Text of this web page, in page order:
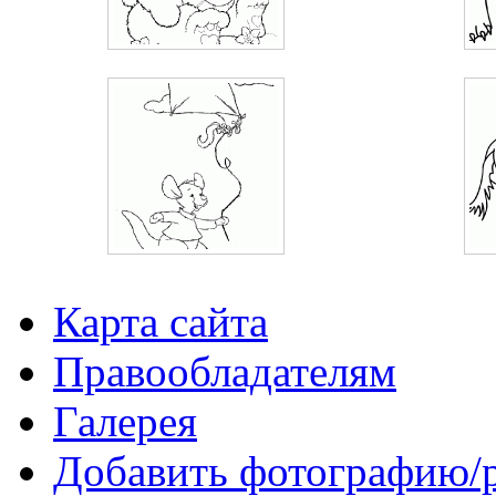
Карта сайта
Правообладателям
Галерея
Добавить фотографию/